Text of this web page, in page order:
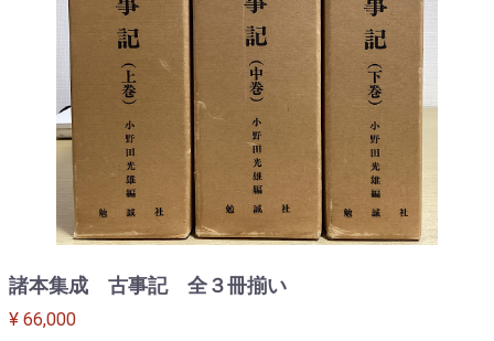
諸本集成 古事記 全３冊揃い
¥ 66,000